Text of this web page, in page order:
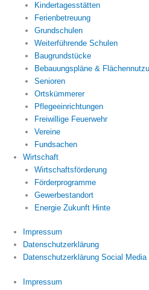
Kindertagesstätten
Ferienbetreuung
Grundschulen
Weiterführende Schulen
Baugrundstücke
Bebauungspläne &
Senioren
Ortskümmerer
Pflegeeinrichtungen
Freiwillige Feuerwehr
Vereine
Fundsachen
Wirtschaft
Wirtschaftsförderung
Förderprogramme
Gewerbestandort
Energie Zukunft Hinte
Impressum
Datenschutzerklärung
Datenschutzerklärung Social Media
Impressum